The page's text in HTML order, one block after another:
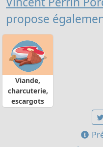
propose
Viande,
charcuterie,
escargots